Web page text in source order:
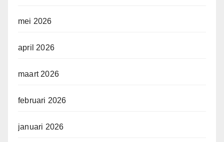
mei 2026
april 2026
maart 2026
februari 2026
januari 2026